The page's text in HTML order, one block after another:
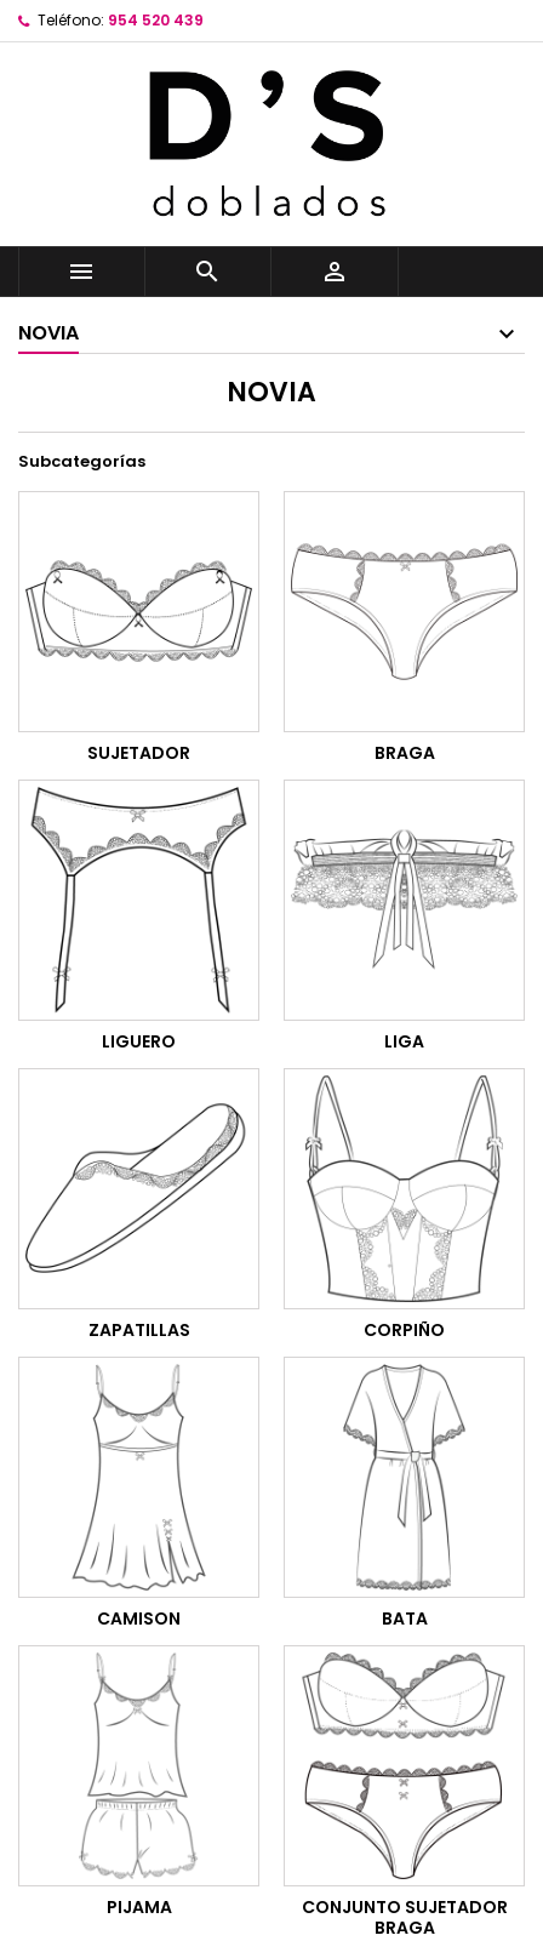
Teléfono: 954 520 439
  
NOVIA
NOVIA
Subcategorías
SUJETADOR BRAGA
LIGUERO LIGA
ZAPATILLAS CORPIÑO
CAMISON BATA
PIJAMA
CONJUNTO SUJETADOR
BRAGA